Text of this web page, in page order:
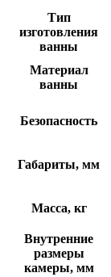
Тип
изготовления
ванны
Материал
ванны
Безопасность
Габариты, мм
Масса, кг
Внутренние
размеры
камеры, мм